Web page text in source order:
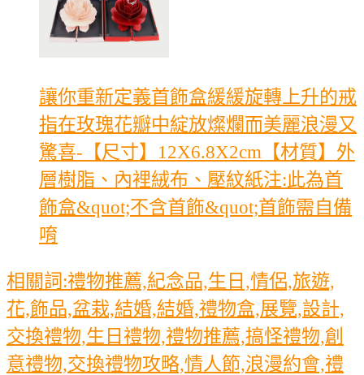
讓你重新定義首飾盒緩緩旋轉上升的戒
指在玫瑰花瓣中綻放燦爛而美麗浪漫又
驚喜-【尺寸】12X6.8X2cm【材質】外
層樹脂、內裡絨布、壓紋紙注:此為首
飾盒&quot;不含首飾&quot;首飾需自備
唷
相關詞:禮物推薦,紀念品,生日,情侶,旅遊,
花,飾品,盆栽,結婚,結婚,禮物盒,展覽,設計,
交換禮物,生日禮物,禮物推薦,搞怪禮物,創
意禮物,交換禮物攻略,情人節,浪漫約會,禮